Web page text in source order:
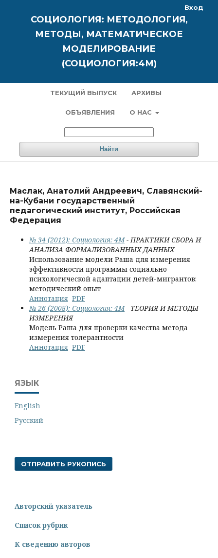
СОЦИОЛОГИЯ: МЕТОДОЛОГИЯ,
МЕТОДЫ, МАТЕМАТИЧЕСКОЕ
МОДЕЛИРОВАНИЕ
(СОЦИОЛОГИЯ:4М)
ТЕКУЩИЙ ВЫПУСК АРХИВЫ
ОБЪЯВЛЕНИЯ О НАС
Найти
Вход
Маслак, Анатолий Андреевич, Славянский-
на-Кубани государственный
педагогический институт, Российская
Федерация
№ 34 (2012): Социология: 4М- ПРАКТИКИ СБОРА И
АНАЛИЗА ФОРМАЛИЗОВАННЫХ ДАННЫХ
Использование модели Раша для измерения
эффективности программы социально-
психологической адаптации детей-мигрантов:
методический опыт
Аннотация PDF
№ 26 (2008): Социология: 4М- ТЕОРИЯ И МЕТОДЫ
ИЗМЕРЕНИЯ
Модель Раша для проверки качества метода
измерения толерантности
Аннотация PDF
ЯЗЫК
English
Русский
ОТПРАВИТЬ РУКОПИСЬ
Авторский указатель
Список рубрик
К сведению авторов